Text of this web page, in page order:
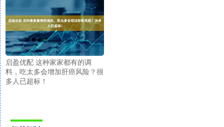
启盈优配 这种家家都有的调
料，吃太多会增加肝癌风险？很
多人已超标！